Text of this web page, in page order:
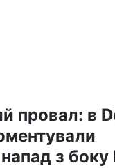
провал: в
з боку